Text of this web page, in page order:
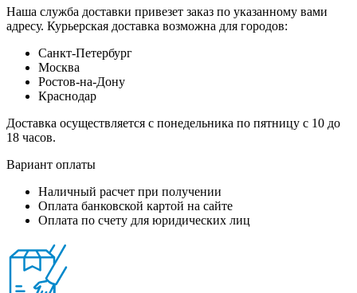
Наша служба доставки привезет заказ по указанному вами
адресу. Курьерская доставка возможна для городов:
Санкт-Петербург
Москва
Ростов-на-Дону
Краснодар
Доставка осуществляется с понедельника по пятницу с 10 до
18 часов.
Вариант оплаты
Наличный расчет при получении
Оплата банковской картой на сайте
Оплата по счету для юридических лиц